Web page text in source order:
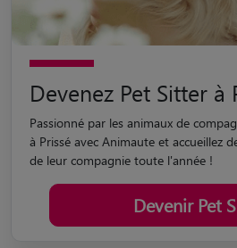
Devenez Pet Sitter à
Passionné par les animaux de
à Prissé avec Animaute et accueillez
de leur compagnie toute l'année !
Devenir Pet